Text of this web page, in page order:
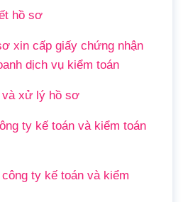
hồ sơ
xin cấp giấy chứng nhận
dịch vụ kiểm toán
xử lý hồ sơ
ty kế toán và kiểm toán
ty kế toán và kiểm